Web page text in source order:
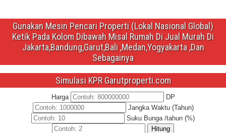
Gunakan Mesin Pencari Properti (Lokal Nasional Global)
Ketik Pada Kolom Dibawah Misal Rumah Di Jual Murah Di
Jakarta,Bandung,Garut,Bali ,Medan,Yogyakarta ,Dan
Sebagainya
Simulasi KPR Garutproperti.com
Harga
DP
Jangka Waktu (Tahun)
Suku Bunga /tahun (%)
Hitung